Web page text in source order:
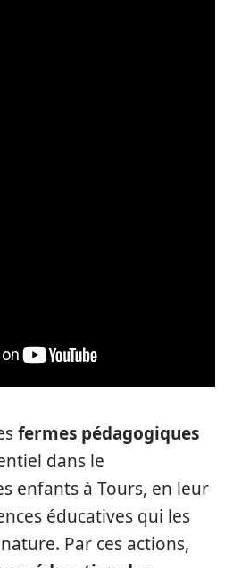
fermes pédagogiques
dans le
enfants à Tours, en leur
éducatives qui les
Par ces actions,